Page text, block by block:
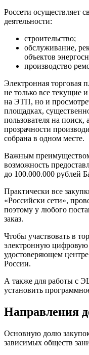
Россети осуществляет
деятельности:
строительство;
обслуживание,
объектов
производство
Электронная торговая
не только все текущие
на ЭТП, но и
площадках,
пользователя на
прозрачности
собрана в одном месте.
Важным
возможность
до 100.000.000 рублей
Практически все
«Российски сети»,
поэтому у любого
заказ.
Чтобы участвовать в
электронную
удостоверяющем
России.
А также для работы с
установить
Направления
Основную долю
зависимых обществ